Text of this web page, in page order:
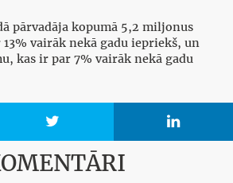
pārvadāja kopumā 5,2 miljonus
vairāk nekā gadu iepriekš, un
kas ir par 7% vairāk nekā gadu
 